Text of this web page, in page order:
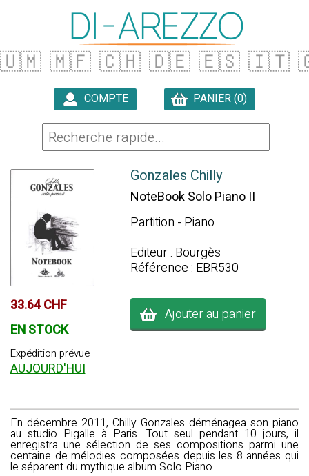
🇺🇲 🇲🇫 🇨🇭 🇩🇪 🇪🇸 🇮🇹
COMPTE PANIER (0)
33.64 CHF
EN STOCK
Expédition prévue
AUJOURD'HUI
Gonzales Chilly
NoteBook Solo Piano II
Partition - Piano
Editeur : Bourgès
Référence : EBR530
Ajouter au panier
En décembre 2011, Chilly Gonzales déménagea son piano
au studio Pigalle à Paris. Tout seul pendant 10 jours, il
enregistra une sélection de ses compositions parmi une
centaine de mélodies composées depuis les 8 années qui
le séparent du mythique album Solo Piano.